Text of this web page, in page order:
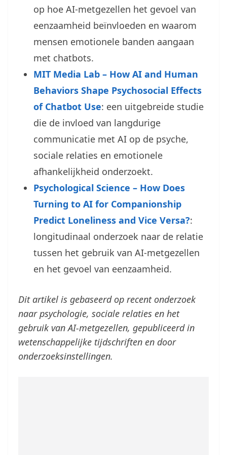
op hoe AI-metgezellen het gevoel van
eenzaamheid beïnvloeden en waarom
mensen emotionele banden aangaan
met chatbots.
MIT Media Lab – How AI and Human
Behaviors Shape Psychosocial Effects
of Chatbot Use: een uitgebreide studie
die de invloed van langdurige
communicatie met AI op de psyche,
sociale relaties en emotionele
afhankelijkheid onderzoekt.
Psychological Science – How Does
Turning to AI for Companionship
Predict Loneliness and Vice Versa?:
longitudinaal onderzoek naar de relatie
tussen het gebruik van AI-metgezellen
en het gevoel van eenzaamheid.
Dit artikel is gebaseerd op recent onderzoek
naar psychologie, sociale relaties en het
gebruik van AI-metgezellen, gepubliceerd in
wetenschappelijke tijdschriften en door
onderzoeksinstellingen.